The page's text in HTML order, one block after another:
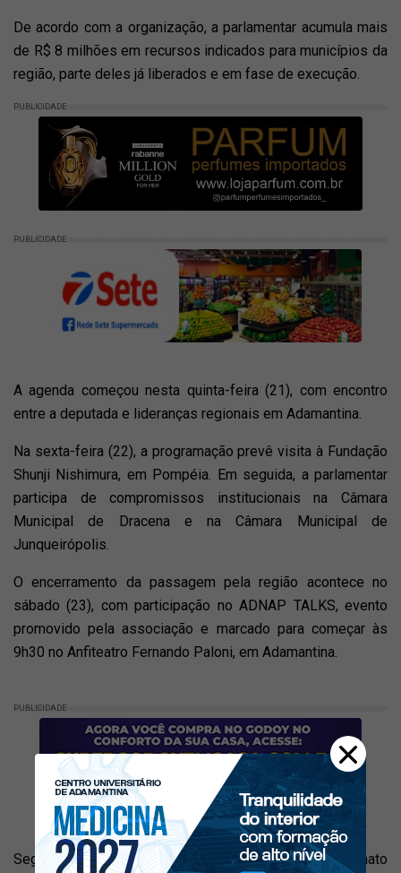
De acordo com a organização, a parlamentar acumula mais
de R$ 8 milhões em recursos indicados para municípios da
região, parte deles já liberados e em fase de execução.
PUBLICIDADE
PUBLICIDADE
A agenda começou nesta quinta-feira (21), com encontro
entre a deputada e lideranças regionais em Adamantina.
Na sexta-feira (22), a programação prevê visita à Fundação
Shunji Nishimura, em Pompéia. Em seguida, a parlamentar
participa de compromissos institucionais na Câmara
Municipal de Dracena e na Câmara Municipal de
Junqueirópolis.
O encerramento da passagem pela região acontece no
sábado (23), com participação no ADNAP TALKS, evento
promovido pela associação e marcado para começar às
9h30 no Anfiteatro Fernando Paloni, em Adamantina.
PUBLICIDADE
Segundo os organizadores, o encontro terá formato